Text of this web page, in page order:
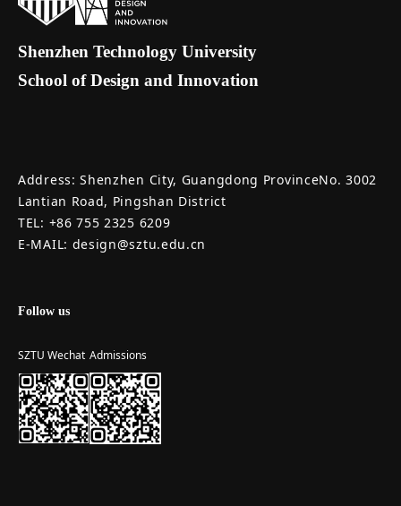
Shenzhen Technology University
School of Design and Innovation
Address: Shenzhen City, Guangdong ProvinceNo. 3002
Lantian Road, Pingshan District
TEL: +86 755 2325 6209
E-MAIL: design@sztu.edu.cn
Follow us
SZTU Wechat Admissions